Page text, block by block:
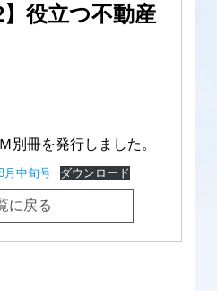
】役立つ不動産
別冊を発行しました。
月中旬号 ダウンロード
に戻る